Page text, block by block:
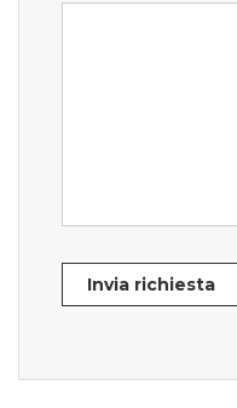
Invia richiesta